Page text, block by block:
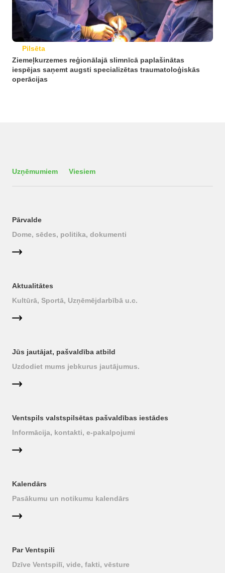
Pilsēta
Ziemeļkurzemes reģionālajā slimnīcā paplašinātas
iespējas saņemt augsti specializētas traumatoloģiskās
operācijas
Uzņēmumiem Viesiem
Pārvalde
Dome, sēdes, politika, dokumenti
Aktualitātes
Kultūrā, Sportā, Uzņēmējdarbībā u.c.
Jūs jautājat, pašvaldība atbild
Uzdodiet mums jebkurus jautājumus.
Ventspils valstspilsētas pašvaldības iestādes
Informācija, kontakti, e-pakalpojumi
Kalendārs
Pasākumu un notikumu kalendārs
Par Ventspili
Dzīve Ventspilī, vide, fakti, vēsture